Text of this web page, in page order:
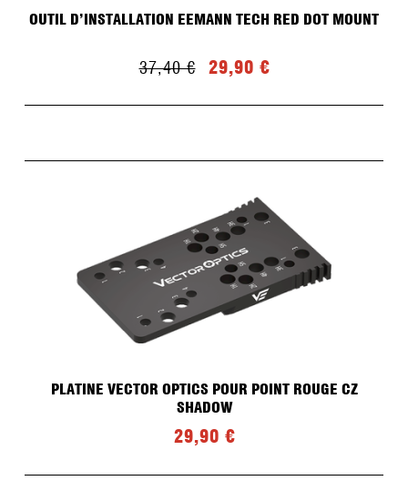
OUTIL D’INSTALLATION EEMANN TECH RED DOT MOUNT
37,40 € 29,90 €
PLATINE VECTOR OPTICS POUR POINT ROUGE CZ
SHADOW
29,90 €